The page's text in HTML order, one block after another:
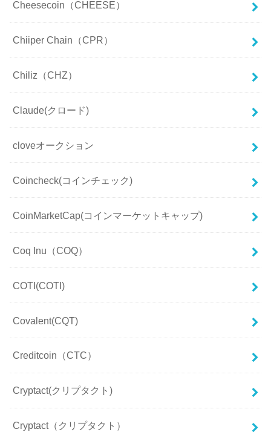
Cheesecoin（CHEESE）
Chiiper Chain（CPR）
Chiliz（CHZ）
Claude(クロード)
cloveオークション
Coincheck(コインチェック)
CoinMarketCap(コインマーケットキャップ)
Coq Inu（COQ）
COTI(COTI)
Covalent(CQT)
Creditcoin（CTC）
Cryptact(クリプタクト)
Cryptact（クリプタクト）